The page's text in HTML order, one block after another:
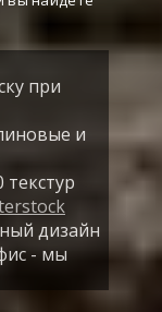
при
и
текстур
дизайн
- мы